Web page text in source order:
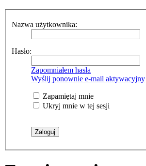
Nazwa użytkownika:
Hasło:
Zapomniałem hasła
Wyślij ponownie e-mail aktywacyjny
Zapamiętaj mnie
Ukryj mnie w tej sesji